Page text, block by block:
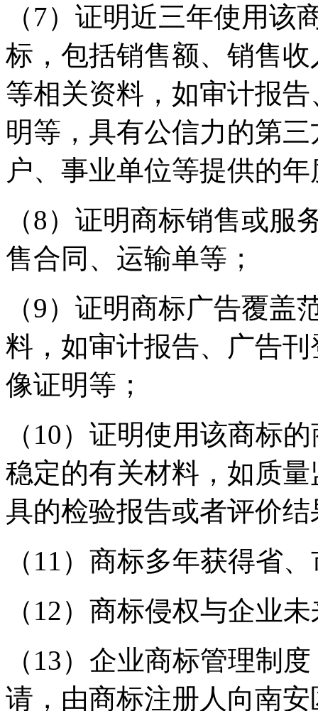
（7）证明近三年使用
标，包括销售额、销售
等相关资料，如审计报
明等，具有公信力的第
户、事业单位等提供的
（8）证明商标销售或
售合同、运输单等；
（9）证明商标广告覆
料，如审计报告、广告
像证明等；
（10）证明使用该商标
稳定的有关材料，如质
具的检验报告或者评价
（11）商标多年获得省
（12）商标侵权与企业
（13）企业商标管理制
请，由商标注册人向南